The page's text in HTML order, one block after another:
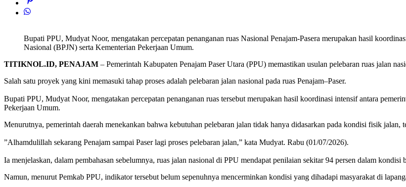
Bupati PPU, Mudyat Noor, mengatakan percepatan penanganan ruas Nasional Penajam-Pasera merupakan hasil
Nasional (BPJN) serta Kementerian Pekerjaan Umum.
TITIKNOL.ID, PENAJAM – Pemerintah Kabupaten Penajam Paser Utara (PPU) memastikan usulan pelebaran ruas jalan
Salah satu proyek yang kini memasuki tahap proses adalah pelebaran jalan nasional pada ruas Penajam–Paser.
‎Bupati PPU, Mudyat Noor, mengatakan percepatan penanganan ruas tersebut merupakan hasil koordinasi intensif antara
Pekerjaan Umum.
Menurutnya, pemerintah daerah menekankan bahwa kebutuhan pelebaran jalan tidak hanya didasarkan pada kondisi fisik
‎”Alhamdulillah sekarang Penajam sampai Paser lagi proses pelebaran jalan,” kata Mudyat. Rabu (01/07/2026).
‎Ia menjelaskan, dalam pembahasan sebelumnya, ruas jalan nasional di PPU mendapat penilaian sekitar 94 persen dalam kondisi
Namun, menurut Pemkab PPU, indikator tersebut belum sepenuhnya mencerminkan kondisi yang dihadapi masyarakat di